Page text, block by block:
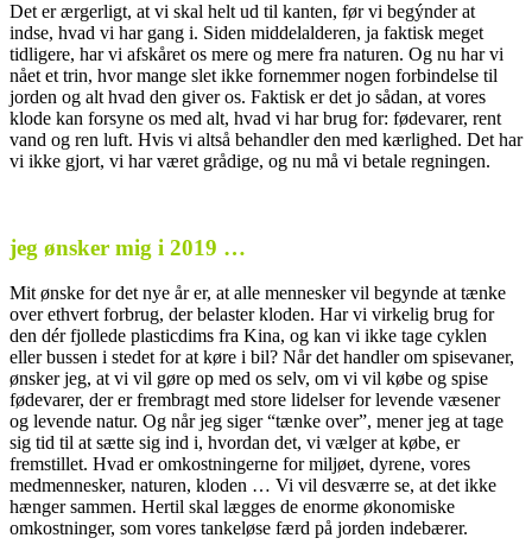
Det er ærgerligt, at vi skal helt ud til kanten, før vi begýnder at
indse, hvad vi har gang i. Siden middelalderen, ja faktisk meget
tidligere, har vi afskåret os mere og mere fra naturen. Og nu har vi
nået et trin, hvor mange slet ikke fornemmer nogen forbindelse til
jorden og alt hvad den giver os. Faktisk er det jo sådan, at vores
klode kan forsyne os med alt, hvad vi har brug for: fødevarer, rent
vand og ren luft. Hvis vi altså behandler den med kærlighed. Det har
vi ikke gjort, vi har været grådige, og nu må vi betale regningen.
jeg ønsker mig i 2019 …
Mit ønske for det nye år er, at alle mennesker vil begynde at tænke
over ethvert forbrug, der belaster kloden. Har vi virkelig brug for
den dér fjollede plasticdims fra Kina, og kan vi ikke tage cyklen
eller bussen i stedet for at køre i bil? Når det handler om spisevaner,
ønsker jeg, at vi vil gøre op med os selv, om vi vil købe og spise
fødevarer, der er frembragt med store lidelser for levende væsener
og levende natur. Og når jeg siger “tænke over”, mener jeg at tage
sig tid til at sætte sig ind i, hvordan det, vi vælger at købe, er
fremstillet. Hvad er omkostningerne for miljøet, dyrene, vores
medmennesker, naturen, kloden … Vi vil desværre se, at det ikke
hænger sammen. Hertil skal lægges de enorme økonomiske
omkostninger, som vores tankeløse færd på jorden indebærer.